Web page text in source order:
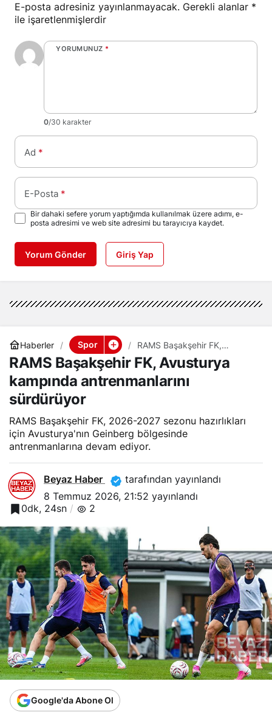
E-posta adresiniz yayınlanmayacak. Gerekli alanlar *
ile işaretlenmişlerdir
YORUMUNUZ *
0/30 karakter
Ad *
E-Posta *
Bir dahaki sefere yorum yaptığımda kullanılmak üzere adımı, e-
posta adresimi ve web site adresimi bu tarayıcıya kaydet.
Yorum Gönder Giriş Yap
Haberler Spor
RAMS Başakşehir FK,
Avusturya kampında
antrenmanlarını sürdürüyor
RAMS Başakşehir FK, Avusturya
kampında antrenmanlarını
sürdürüyor
RAMS Başakşehir FK, 2026-2027 sezonu hazırlıkları
için Avusturya'nın Geinberg bölgesinde
antrenmanlarına devam ediyor.
Beyaz Haber
tarafından yayınlandı
8 Temmuz 2026, 21:52 yayınlandı
0dk, 24sn
2
Google'da Abone Ol